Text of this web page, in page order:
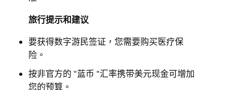
旅行提示和建议
要获得数字游民签证，您需要购买医疗保
险。
按非官方的 “蓝币 “汇率携带美元现金可增加
您的预算。